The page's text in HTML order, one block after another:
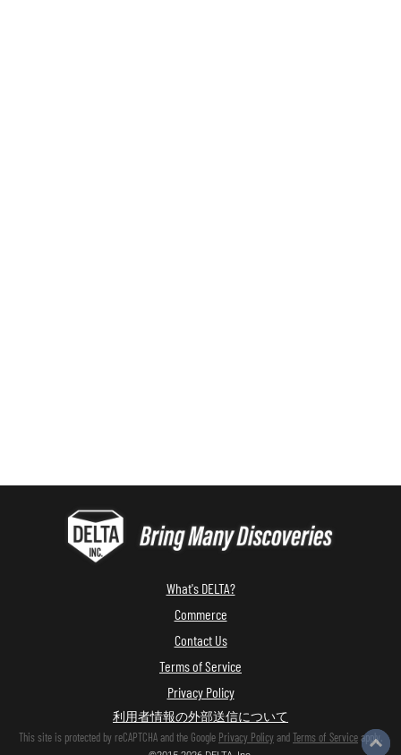
What's DELTA?
Commerce
Contact Us
Terms of Service
Privacy Policy
利用者情報の外部送信について
This site is protected by reCAPTCHA and the Google Privacy PolicyandTerms of Serviceapply.